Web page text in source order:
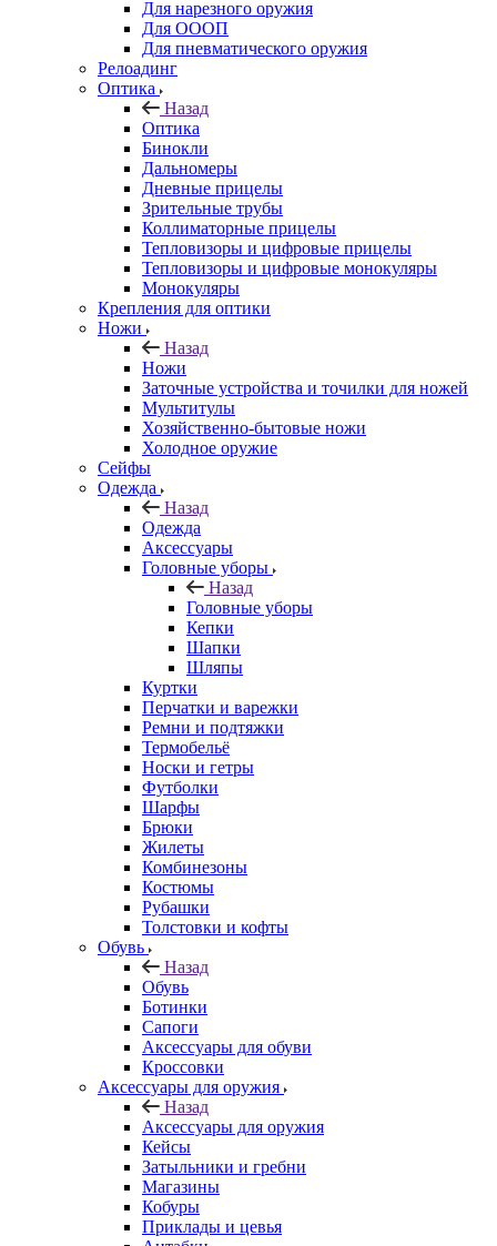
Для нарезного оружия
Для ОООП
Для пневматического оружия
Релоадинг
Оптика
Назад
Оптика
Бинокли
Дальномеры
Дневные прицелы
Зрительные трубы
Коллиматорные прицелы
Тепловизоры и цифровые прицелы
Тепловизоры и цифровые монокуляры
Монокуляры
Крепления для оптики
Ножи
Назад
Ножи
Заточные устройства и точилки для ножей
Мультитулы
Хозяйственно-бытовые ножи
Холодное оружие
Сейфы
Одежда
Назад
Одежда
Аксессуары
Головные уборы
Назад
Головные уборы
Кепки
Шапки
Шляпы
Куртки
Перчатки и варежки
Ремни и подтяжки
Термобельё
Носки и гетры
Футболки
Шарфы
Брюки
Жилеты
Комбинезоны
Костюмы
Рубашки
Толстовки и кофты
Обувь
Назад
Обувь
Ботинки
Сапоги
Аксессуары для обуви
Кроссовки
Аксессуары для оружия
Назад
Аксессуары для оружия
Кейсы
Затыльники и гребни
Магазины
Кобуры
Приклады и цевья